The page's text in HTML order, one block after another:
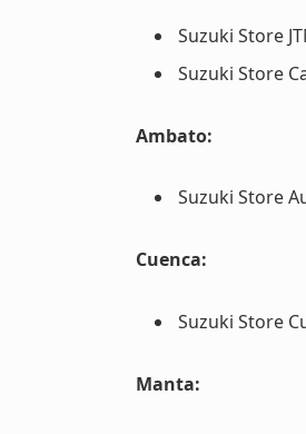
Suzuki Store
Suzuki Store
Ambato:
Suzuki Store
Cuenca:
Suzuki Store
Manta: